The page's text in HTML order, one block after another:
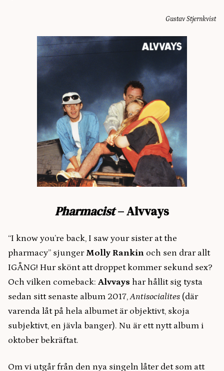
Gustav Stjernkvist
Pharmacist– Alvvays
“I know you’re back, I saw your sister at the
pharmacy” sjungerMolly Rankin och sen drar allt
IGÅNG! Hur skönt att droppet kommer sekund sex?
Och vilken comeback: Alvvays har hållit sig tysta
sedan sitt senaste album 2017,Antisocialites (där
varenda låt på hela albumet är objektivt, skoja
subjektivt, en jävla banger). Nu är ett nytt album i
oktober bekräftat.
Om vi utgår från den nya singeln låter det som att